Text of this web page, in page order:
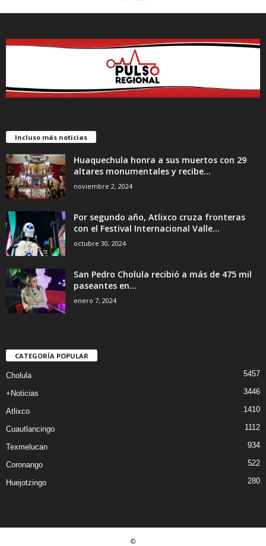
Incluso más noticias
Huaquechula honra a sus muertos con 29
altares monumentales y recibe...
noviembre 2, 2024
Por segundo año, Atlixco cruza fronteras
con el Festival Internacional Valle...
octubre 30, 2024
San Pedro Cholula recibió a más de 475 mil
paseantes en...
enero 7, 2024
CATEGORÍA POPULAR
Cholula 5457
+Noticias 3446
Atlixco 1410
Cuautlancingo 1112
Texmelucan 934
Coronango 522
Huejotzingo 280
©